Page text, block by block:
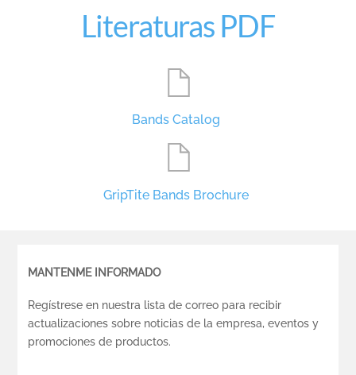
Literaturas PDF
Bands Catalog
GripTite Bands Brochure
MANTENME INFORMADO
Regístrese en nuestra lista de correo para recibir
actualizaciones sobre noticias de la empresa, eventos y
promociones de productos.